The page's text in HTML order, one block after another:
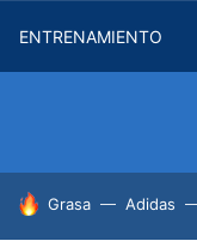
ENTRENAMIENTO
HOY SE HABLA DE
Grasa Adidas